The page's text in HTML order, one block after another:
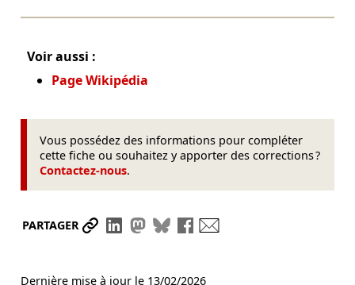
Voir aussi :
Page Wikipédia
Vous possédez des informations pour compléter
cette fiche ou souhaitez y apporter des corrections ?
Contactez-nous.
PARTAGER Partager le lien
Partager sur LinkedIn
Partager sur Mastodon
Partager sur Bluesky
Partager sur Facebook
Dernière mise à jour le 13/02/2026